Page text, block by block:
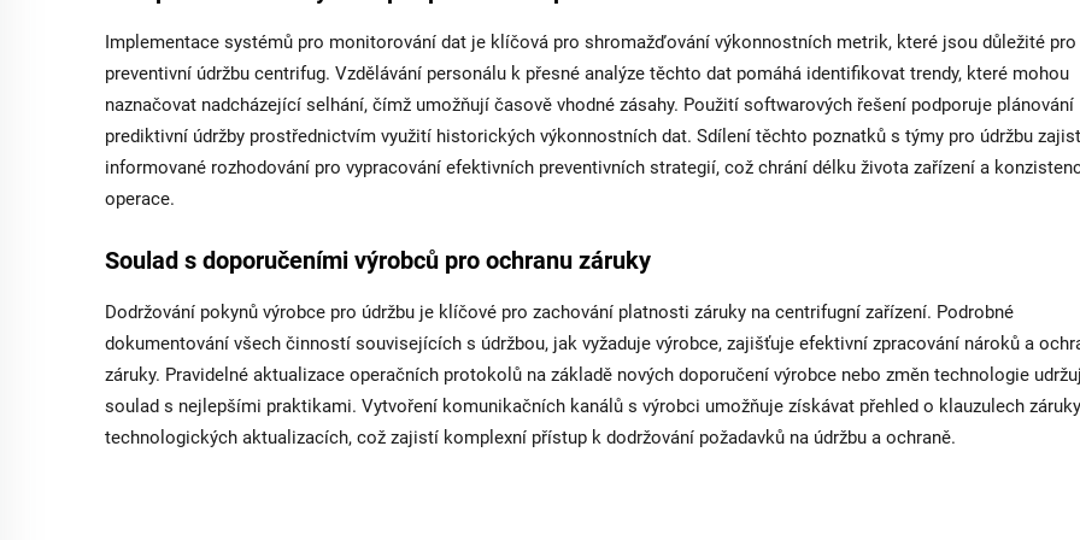
Implementace systémů pro monitorování dat je klíčová pro shromažďování výkonnostních metrik, které jsou důležité pro
preventivní údržbu centrifug. Vzdělávání personálu k přesné analýze těchto dat pomáhá identifikovat trendy, které mohou
naznačovat nadcházející selhání, čímž umožňují časově vhodné zásahy. Použití softwarových řešení podporuje plánování
prediktivní údržby prostřednictvím využití historických výkonnostních dat. Sdílení těchto poznatků s týmy pro údržbu
informované rozhodování pro vypracování efektivních preventivních strategií, což chrání délku života zařízení a
operace.
Soulad s doporučeními výrobců pro ochranu záruky
Dodržování pokynů výrobce pro údržbu je klíčové pro zachování platnosti záruky na centrifugní zařízení. Podrobné
dokumentování všech činností souvisejících s údržbou, jak vyžaduje výrobce, zajišťuje efektivní zpracování nároků a
záruky. Pravidelné aktualizace operačních protokolů na základě nových doporučení výrobce nebo změn technologie
soulad s nejlepšími praktikami. Vytvoření komunikačních kanálů s výrobci umožňuje získávat přehled o klauzulech
technologických aktualizacích, což zajistí komplexní přístup k dodržování požadavků na údržbu a ochraně.